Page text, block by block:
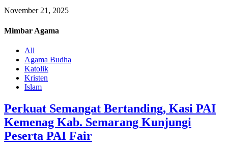
November 21, 2025
Mimbar Agama
All
Agama Budha
Katolik
Kristen
Islam
Perkuat Semangat Bertanding, Kasi PAI
Kemenag Kab. Semarang Kunjungi
Peserta PAI Fair